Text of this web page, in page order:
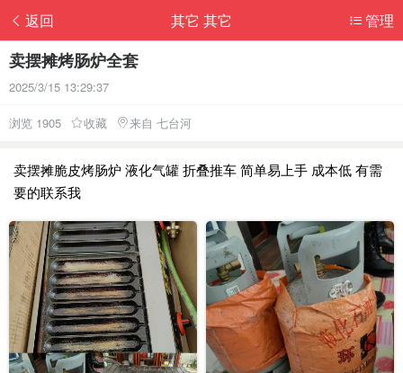
返回 管理
其它 其它
卖摆摊烤肠炉全套
2025/3/15 13:29:37
浏览 1905 收藏 来自 七台河
卖摆摊脆皮烤肠炉 液化气罐 折叠推车 简单易上手 成本低 有需
要的联系我